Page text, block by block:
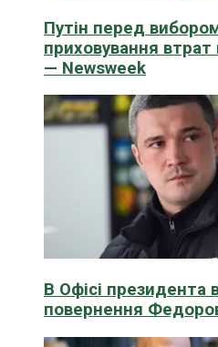
Путін перед
приховування втрат
— Newsweek
В Офісі президента
повернення